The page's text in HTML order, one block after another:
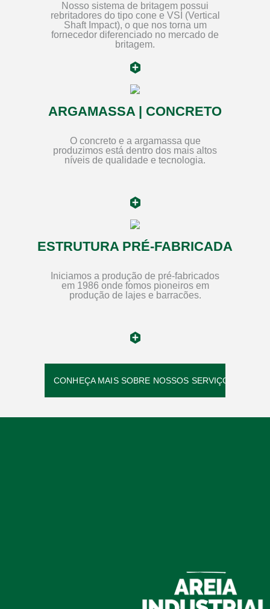
Nosso sistema de britagem possui
rebritadores do tipo cone e VSI (Vertical
Shaft Impact), o que nos torna um
fornecedor diferenciado no mercado de
britagem.
ARGAMASSA | CONCRETO
O concreto e a argamassa que
produzimos está dentro dos mais altos
níveis de qualidade e tecnologia.
ESTRUTURA PRÉ-FABRICADA
Iniciamos a produção de pré-fabricados
em 1986 onde fomos pioneiros em
produção de lajes e barracões.
CONHEÇA MAIS SOBRE NOSSOS SERVIÇOS